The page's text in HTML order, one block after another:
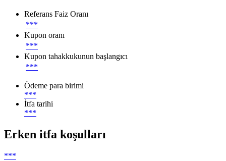
Referans Faiz Oranı
***
Kupon oranı
***
Kupon tahakkukunun başlangıcı
***
Ödeme para birimi
***
İtfa tarihi
***
Erken itfa koşulları
***